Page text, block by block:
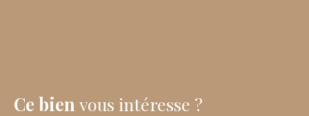
Ce bien vous intéresse ?